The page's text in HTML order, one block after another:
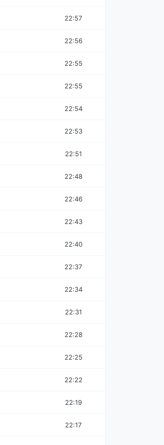
22:57
22:56
22:55
22:55
22:54
22:53
22:51
22:48
22:46
22:43
22:40
22:37
22:34
22:31
22:28
22:25
22:22
22:19
22:17